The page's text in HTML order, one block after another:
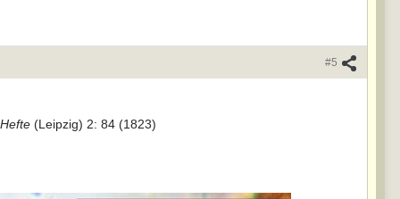
#5
(Leipzig) 2: 84 (1823)